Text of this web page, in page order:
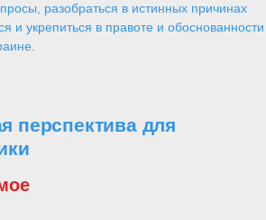
разобраться в истинных причинах
и укрепиться в правоте и обоснованности
перспектива для